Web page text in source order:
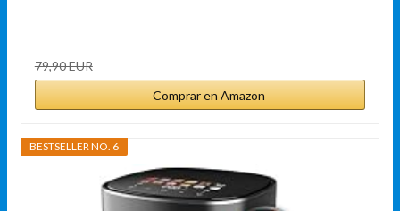
79,90 EUR
Comprar en Amazon
BESTSELLER NO. 6